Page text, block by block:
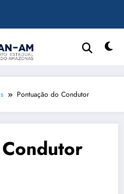
Pontuação do Condutor